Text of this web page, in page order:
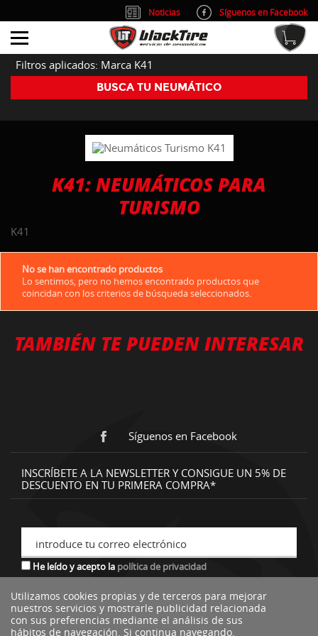
Filtros aplicados: Marca K41
BUSCA TU NEUMÁTICO
K41: NEUMÁTICOS PARA
TURISMO
K41
No se han encontrado productos
Lo sentimos, pero no hemos encontrado productos que
coincidan con los criterios de búsqueda seleccionados.
TAMBIÉN TE PUEDEN INTERESAR
Síguenos en Facebook
INSCRÍBETE A LA NEWSLETTER Y CONSIGUE UN 5% DE
DESCUENTO EN TU PRIMERA COMPRA*
introduce tu correo electrónico
He leído y acepto la política de privacidad
*descuento no acumulable a otras ofertas o promociones.
Utilizamos cookies propias y de terceros para mejorar
nuestros servicios y mostrarle publicidad relacionada
con sus preferencias mediante el análisis de sus
hábitos de navegación. Si continua navegando,
Noticias
Síguenos en Facebook
info@blacktire.es
914 353 309
Atención al cliente: L/V 9:00-14:00 y 15:00-19:00